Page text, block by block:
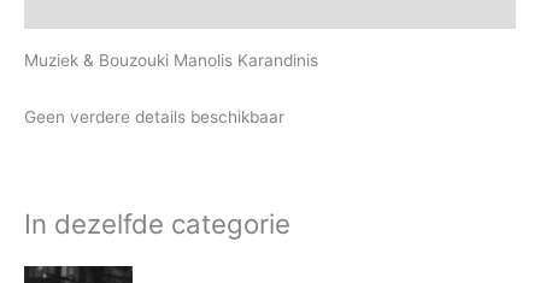
Muziek & Bouzouki Manolis Karandinis
Geen verdere details beschikbaar
In dezelfde categorie